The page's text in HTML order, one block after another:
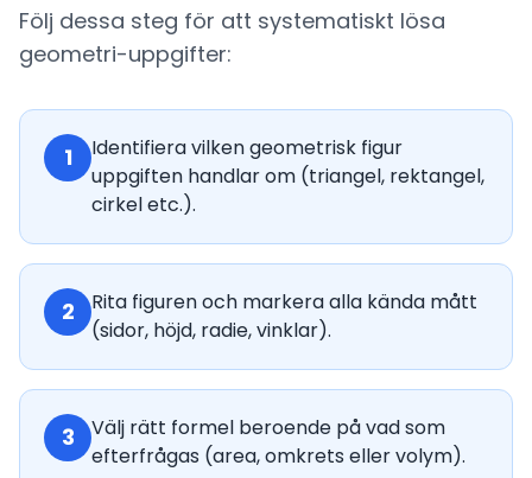
Följ dessa steg för att systematiskt lösa
geometri-uppgifter:
1
Identifiera vilken geometrisk figur
uppgiften handlar om (triangel, rektangel,
cirkel etc.).
2
Rita figuren och markera alla kända mått
(sidor, höjd, radie, vinklar).
3
Välj rätt formel beroende på vad som
efterfrågas (area, omkrets eller volym).